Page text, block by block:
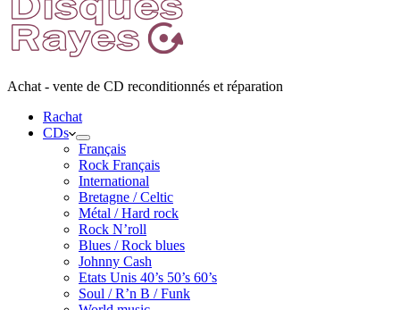
Achat - vente de CD reconditionnés et réparation
Rachat
CDs
Français
Rock Français
International
Bretagne / Celtic
Métal / Hard rock
Rock N’roll
Blues / Rock blues
Johnny Cash
Etats Unis 40’s 50’s 60’s
Soul / R’n B / Funk